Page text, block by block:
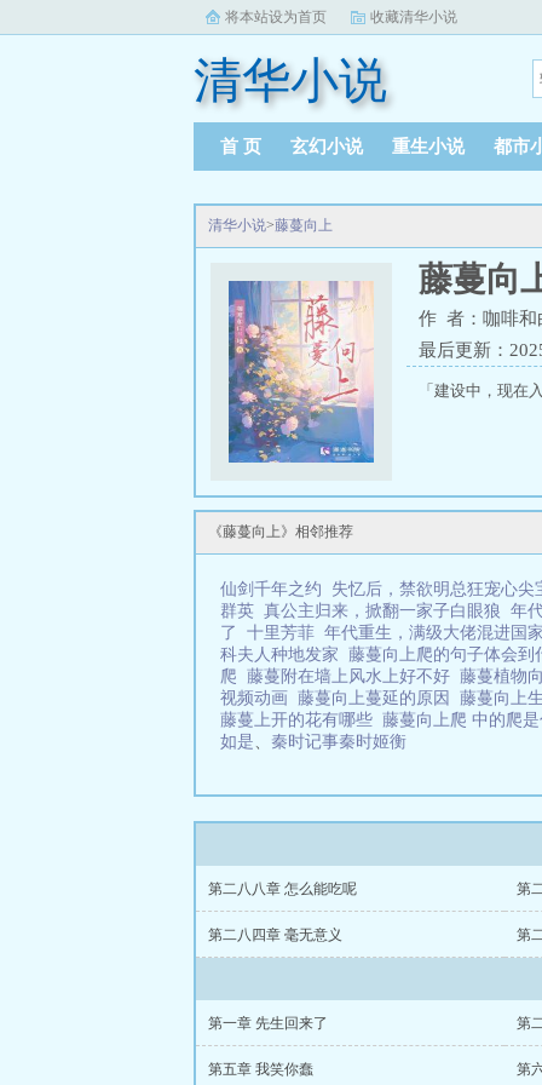
将本站设为首页 收藏清华小说
清华小说
首 页 玄幻小说 重生小说 都市
清华小说>藤蔓向上
藤蔓向
作 者：咖啡和
最后更新：
「建设中，现在
《藤蔓向上》相邻推荐
仙剑千年之约
失忆后，禁欲明总狂宠心尖
群英 真公主归来，掀翻一家子白眼狼 年
了
十里芳菲 年代重生，满级大佬混进国
科夫人种地发家 藤蔓向上爬的句子体会
爬 藤蔓附在墙上风水上好不好 藤蔓植物
视频动画 藤蔓向上蔓延的原因 藤蔓向上
藤蔓上开的花有哪些 藤蔓向上爬 中的爬
如是、 秦时记事秦时姬衡
第二八八章 怎么能吃呢 第
第二八四章 毫无意义 第
第一章 先生回来了 第
第五章 我笑你蠢 第